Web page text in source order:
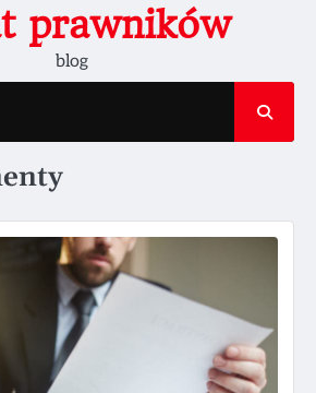
prawników
blog